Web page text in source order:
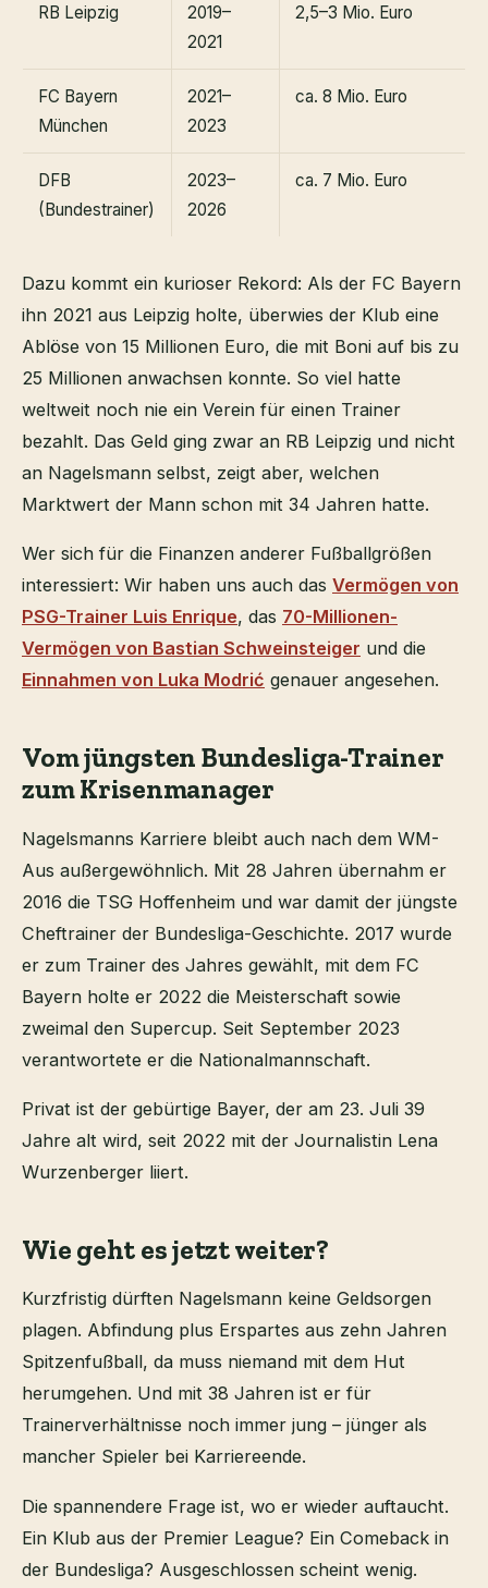
RB Leipzig
2019–
2021
2,5–3 Mio. Euro
FC Bayern
München
2021–
2023
ca. 8 Mio. Euro
DFB
(Bundestrainer)
2023–
2026
ca. 7 Mio. Euro
Dazu kommt ein kurioser Rekord: Als der FC Bayern
ihn 2021 aus Leipzig holte, überwies der Klub eine
Ablöse von 15 Millionen Euro, die mit Boni auf bis zu
25 Millionen anwachsen konnte. So viel hatte
weltweit noch nie ein Verein für einen Trainer
bezahlt. Das Geld ging zwar an RB Leipzig und nicht
an Nagelsmann selbst, zeigt aber, welchen
Marktwert der Mann schon mit 34 Jahren hatte.
Wer sich für die Finanzen anderer Fußballgrößen
interessiert: Wir haben uns auch das Vermögen von
PSG-Trainer Luis Enrique, das 70-Millionen-
Vermögen von Bastian Schweinsteiger und die
Einnahmen von Luka Modrić genauer angesehen.
Vom jüngsten Bundesliga-Trainer
zum Krisenmanager
Nagelsmanns Karriere bleibt auch nach dem WM-
Aus außergewöhnlich. Mit 28 Jahren übernahm er
2016 die TSG Hoffenheim und war damit der jüngste
Cheftrainer der Bundesliga-Geschichte. 2017 wurde
er zum Trainer des Jahres gewählt, mit dem FC
Bayern holte er 2022 die Meisterschaft sowie
zweimal den Supercup. Seit September 2023
verantwortete er die Nationalmannschaft.
Privat ist der gebürtige Bayer, der am 23. Juli 39
Jahre alt wird, seit 2022 mit der Journalistin Lena
Wurzenberger liiert.
Wie geht es jetzt weiter?
Kurzfristig dürften Nagelsmann keine Geldsorgen
plagen. Abfindung plus Erspartes aus zehn Jahren
Spitzenfußball, da muss niemand mit dem Hut
herumgehen. Und mit 38 Jahren ist er für
Trainerverhältnisse noch immer jung – jünger als
mancher Spieler bei Karriereende.
Die spannendere Frage ist, wo er wieder auftaucht.
Ein Klub aus der Premier League? Ein Comeback in
der Bundesliga? Ausgeschlossen scheint wenig.